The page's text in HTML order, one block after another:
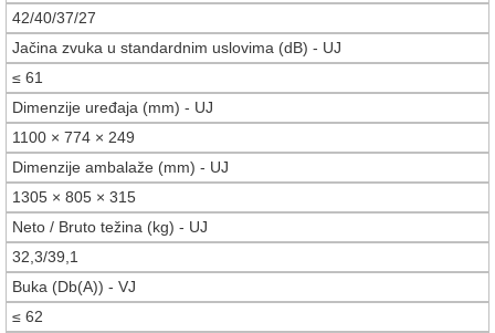
42/40/37/27
Jačina zvuka u standardnim uslovima (dB) - UJ
≤ 61
Dimenzije uređaja (mm) - UJ
1100 × 774 × 249
Dimenzije ambalaže (mm) - UJ
1305 × 805 × 315
Neto / Bruto težina (kg) - UJ
32,3/39,1
Buka (Db(A)) - VJ
≤ 62